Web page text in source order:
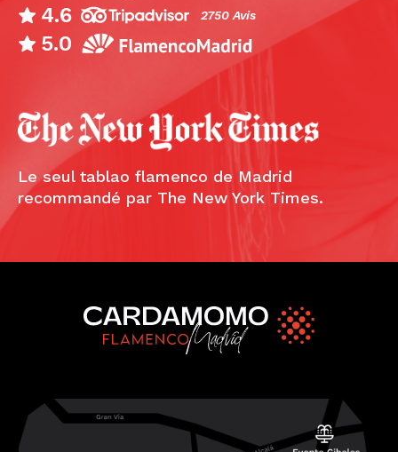
4.6 2750 Avis
5.0
Le seul tablao flamenco de Madrid
recommandé par The New York Times.